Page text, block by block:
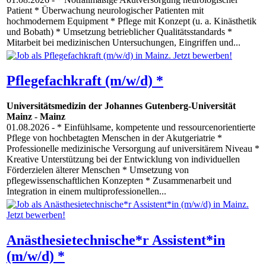
Patient * Überwachung neurologischer Patienten mit
hochmodernem Equipment * Pflege mit Konzept (u. a. Kinästhetik
und Bobath) * Umsetzung betrieblicher Qualitätsstandards *
Mitarbeit bei medizinischen Untersuchungen, Eingriffen und...
Pflegefachkraft (m/w/d) *
Universitätsmedizin der Johannes Gutenberg-Universität
Mainz - Mainz
01.08.2026 - * Einfühlsame, kompetente und ressourcenorientierte
Pflege von hochbetagten Menschen in der Akutgeriatrie *
Professionelle medizinische Versorgung auf universitärem Niveau *
Kreative Unterstützung bei der Entwicklung von individuellen
Förderzielen älterer Menschen * Umsetzung von
pflegewissenschaftlichen Konzepten * Zusammenarbeit und
Integration in einem multiprofessionellen...
Anästhesietechnische*r Assistent*in
(m/w/d) *